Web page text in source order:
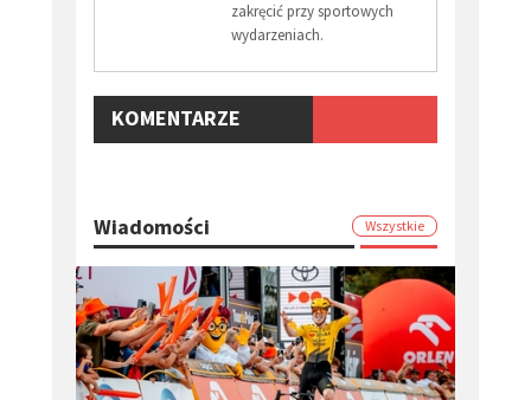
zakręcić przy sportowych
wydarzeniach.
KOMENTARZE
Wiadomości Wszystkie